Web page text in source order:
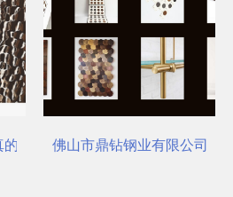
的选对了吗？佛山市鼎钻钢业有限公司，